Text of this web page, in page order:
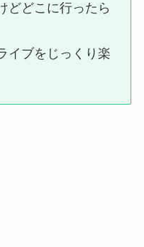
どどこに行ったら
イブをじっくり楽